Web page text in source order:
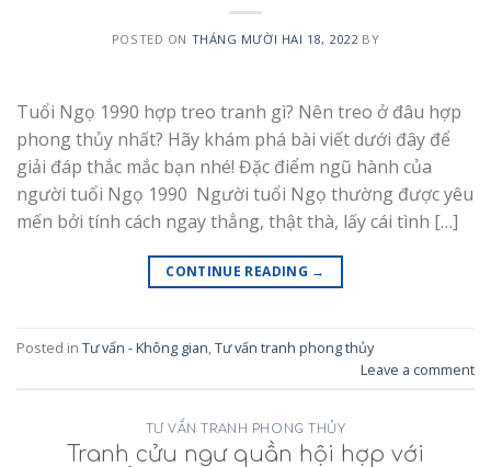
POSTED ON THÁNG MƯỜI HAI 18, 2022BY
Tuổi Ngọ 1990 hợp treo tranh gì? Nên treo ở đâu hợp
phong thủy nhất? Hãy khám phá bài viết dưới đây để
giải đáp thắc mắc bạn nhé! Đặc điểm ngũ hành của
người tuổi Ngọ 1990 Người tuổi Ngọ thường được yêu
mến bởi tính cách ngay thẳng, thật thà, lấy cái tình […]
CONTINUE READING →
Posted in Tư vấn - Không gian Tư vấn tranh phong thủy
Leave a comment
TƯ VẤN TRANH PHONG THỦY
Tranh cửu ngư quần hội hợp với